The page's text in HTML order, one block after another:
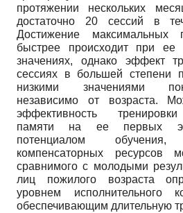
протяжении нескольких
достаточно 20 сессий в
Достижение максимальных
быстрее происходит при ее
значениях, однако эффект
сессиях в большей степени
низкими значениями
независимо от возраста.
эффективность
памяти на ее первых
потенциалом
компенсаторных ресурсов
сравнимого с молодыми
лиц пожилого возраста
уровнем исполнительного
обеспечивающим длительную